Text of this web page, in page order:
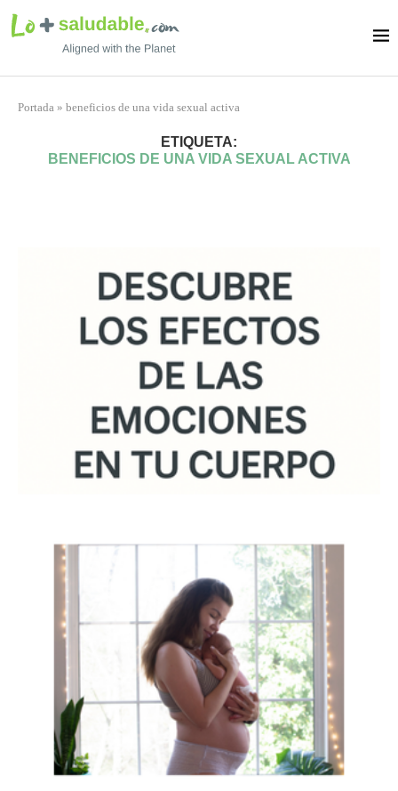
Portada » beneficios de una vida sexual activa
ETIQUETA:
BENEFICIOS DE UNA VIDA SEXUAL ACTIVA